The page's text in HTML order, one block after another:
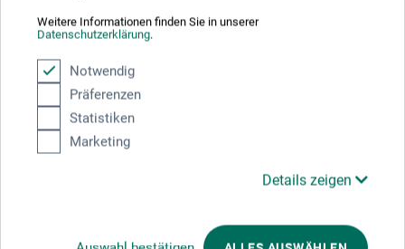
Weitere Informationen finden Sie in unserer
Datenschutzerklärung.
Notwendig
Präferenzen
Statistiken
Marketing
Details zeigen
Kunden kauften auch